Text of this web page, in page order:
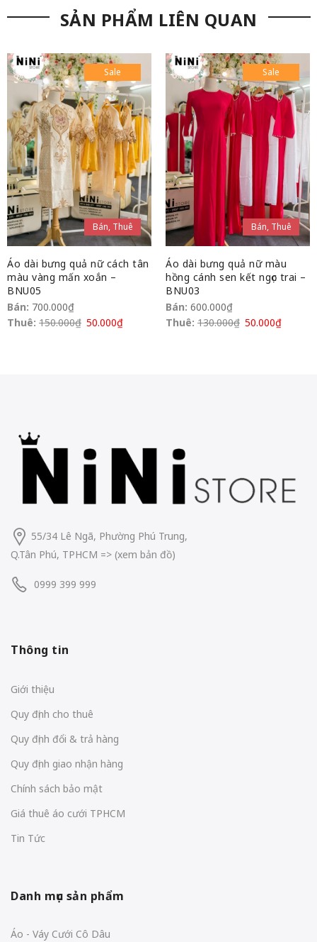
SẢN PHẨM LIÊN QUAN
Bán, Thuê
Sale
Áo dài bưng quả nữ cách tân
màu vàng mấn xoắn –
BNU05
Bán: 700.000₫
Thuê: 150.000₫ 50.000₫
Bán, Thuê
Sale
Áo dài bưng quả nữ màu
hồng cánh sen kết ngọc trai –
BNU03
Bán: 600.000₫
Thuê: 130.000₫ 50.000₫
55/34 Lê Ngã, Phường Phú Trung,
Q.Tân Phú, TPHCM => (xem bản đồ)
0999 399 999
Thông tin
Giới thiệu
Quy định cho thuê
Quy định đổi & trả hàng
Quy định giao nhận hàng
Chính sách bảo mật
Giá thuê áo cưới TPHCM
Tin Tức
Danh mục sản phẩm
Áo - Váy Cưới Cô Dâu